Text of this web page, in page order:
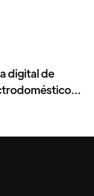
digital de